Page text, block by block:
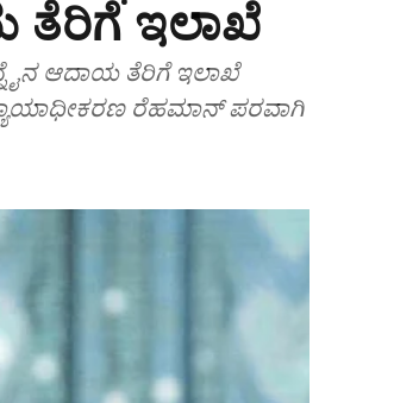
ಇಲಾಖೆ
ಆದಾಯ ತೆರಿಗೆ ಇಲಾಖೆ
ರೆಹಮಾನ್ ಪರವಾಗಿ